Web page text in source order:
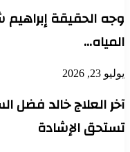
وجه الحقيقة
المياه…
يوليو 23, 2026
آخر العلاج خالد فضل
تستحق الإشادة